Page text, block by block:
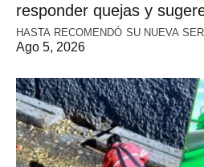
responder quejas y
HASTA RECOMENDÓ SU NUEVA
Ago 5, 2026